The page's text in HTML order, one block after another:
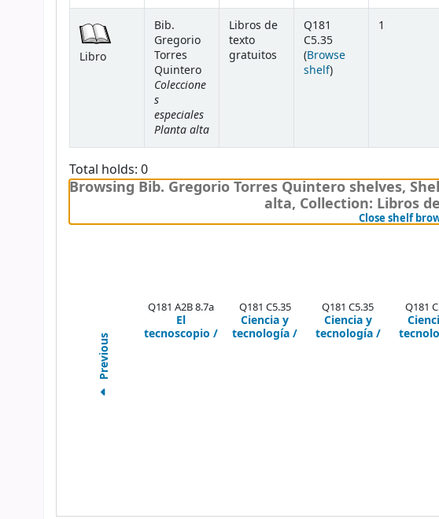
Libro
Bib.
Gregorio
Torres
Quintero
Coleccione
s
especiales
Planta alta
Libros de
texto
gratuitos
Q181
C5.35
(Browse
shelf(Opens below)
)
1
Total holds: 0
Browsing Bib. Gregorio Torres Quintero shelves,
alta, Collection: Libros
Close shelf
Previous
Q181 A2B 8.7a
El
tecnoscopio /
Q181 C5.35
Ciencia y
tecnología /
Q181 C5.35
Ciencia y
tecnología /
Q181